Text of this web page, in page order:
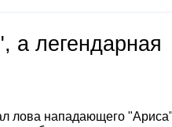
а легендарная
лова нападающего "Ариса"